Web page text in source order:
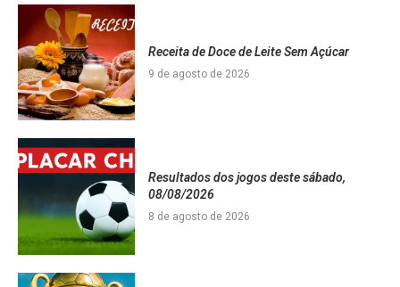
Receita de Doce de Leite Sem Açúcar
9 de agosto de 2026
Resultados dos jogos deste sábado,
08/08/2026
8 de agosto de 2026